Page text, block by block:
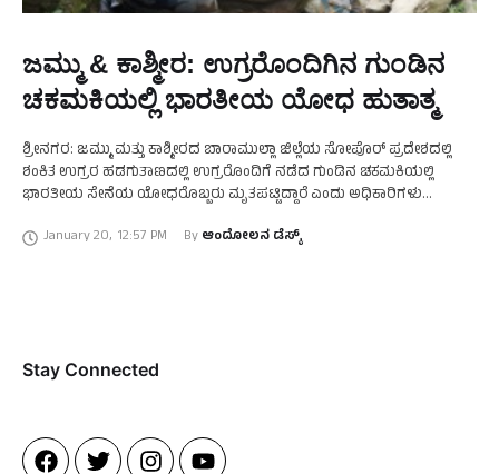
ಜಮ್ಮು & ಕಾಶ್ಮೀರ: ಉಗ್ರರೊಂದಿಗಿನ ಗುಂಡಿನ
ಚಕಮಕಿಯಲ್ಲಿ ಭಾರತೀಯ ಯೋಧ ಹುತಾತ್ಮ
ಶ್ರೀನಗರ: ಜಮ್ಮು ಮತ್ತು ಕಾಶ್ಮೀರದ ಬಾರಾಮುಲ್ಲಾ ಜಿಲ್ಲೆಯ ಸೋಪೊರ್‌ ಪ್ರದೇಶದಲ್ಲಿ
ಶಂಕಿತ ಉಗ್ರರ ಹಡಗುತಾಣದಲ್ಲಿ ಉಗ್ರರೊಂದಿಗೆ ನಡೆದ ಗುಂಡಿನ ಚಕಮಕಿಯಲ್ಲಿ
ಭಾರತೀಯ ಸೇನೆಯ ಯೋಧರೊಬ್ಬರು ಮೃತಪಟ್ಟಿದ್ದಾರೆ ಎಂದು ಅಧಿಕಾರಿಗಳು
ಗಾಯಗೊಂಡಿದ್ದು, …
January 20, 12:57 PM By ಆಂದೋಲನ ಡೆಸ್ಕ್
Stay Connected​